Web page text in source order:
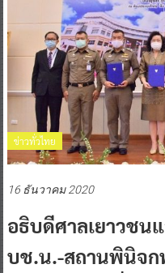
ข่าวทั่วไทย
16 ธันวาคม 2020
อธิบดีศาลเยาวชน
บช.น.-สถานพินิจก